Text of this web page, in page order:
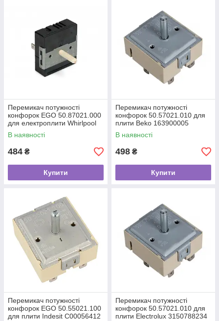
Перемикач потужності
конфорок EGO 50.87021.000
для електроплити Whirlpool
481927328279
В наявності
484 ₴
Купити
Перемикач потужності
конфорок 50.57021.010 для
плити Beko 163900005
В наявності
498 ₴
Купити
Перемикач потужності
конфорок EGO 50.55021.100
для плити Indesit C00056412
Перемикач потужності
конфорок 50.57021.010 для
плити Electrolux 3150788234